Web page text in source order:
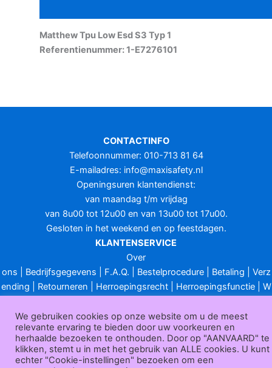
Matthew Tpu Low Esd S3 Typ 1
Referentienummer: 1-E7276101
CONTACTINFO
Telefoonnummer: 010-713 81 64
E-mailadres: info@maxisafety.nl
Openingsuren klantendienst:
van maandag t/m vrijdag
van 8u00 tot 12u00 en van 13u00 tot 17u00.
Gesloten in het weekend en op feestdagen.
KLANTENSERVICE
Over
ons
Bedrijfsgegevens F.A.Q. Bestelprocedure| Betaling
Verz
ending
Retourneren Herroepingsrecht| Herroepingsfunctie| W
Algemene voorwaarden|Privacy policy|Sitemap| Disclaimer
Maxisafety.nl © 2026
We gebruiken cookies op onze website om u de meest
relevante ervaring te bieden door uw voorkeuren en
herhaalde bezoeken te onthouden. Door op "AANVAARD" te
klikken, stemt u in met het gebruik van ALLE cookies. U kunt
echter "Cookie-instellingen" bezoeken om een